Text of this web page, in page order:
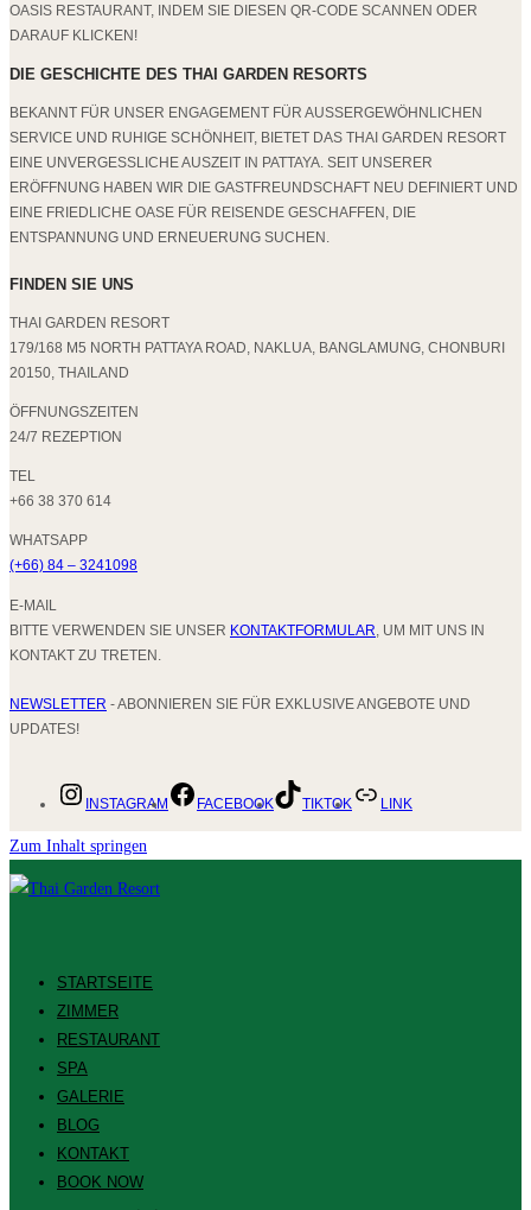
OASIS RESTAURANT, INDEM SIE DIESEN QR-CODE SCANNEN ODER
DARAUF KLICKEN!
DIE GESCHICHTE DES THAI GARDEN RESORTS
BEKANNT FÜR UNSER ENGAGEMENT FÜR AUSSERGEWÖHNLICHEN S
ERVICE UND RUHIGE SCHÖNHEIT, BIETET DAS THAI GARDEN RESORT E
INE UNVERGESSLICHE AUSZEIT IN PATTAYA. SEIT UNSERER E
RÖFFNUNG HABEN WIR DIE GASTFREUNDSCHAFT NEU DEFINIERT UND E
INE FRIEDLICHE OASE FÜR REISENDE GESCHAFFEN, DIE E
NTSPANNUNG UND ERNEUERUNG SUCHEN.
FINDEN SIE UNS
THAI GARDEN RESORT
179/168 M5 NORTH PATTAYA ROAD, NAKLUA, BANGLAMUNG, CHONBURI
20150, THAILAND
ÖFFNUNGSZEITEN
24/7 REZEPTION
TEL
+66 38 370 614
WHATSAPP
(+66) 84 – 3241098
E-MAIL
BITTE VERWENDEN SIE UNSER KONTAKTFORMULAR , UM MIT UNS IN
KONTAKT ZU TRETEN.
NEWSLETTER - ABONNIEREN SIE FÜR EXKLUSIVE ANGEBOTE UND
UPDATES!
INSTAGRAM FACEBOOK TIKTOK LINK
Zum Inhalt springen
STARTSEITE
ZIMMER
RESTAURANT
SPA
GALERIE
BLOG
KONTAKT
BOOK NOW